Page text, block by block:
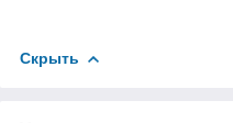
Скрыть